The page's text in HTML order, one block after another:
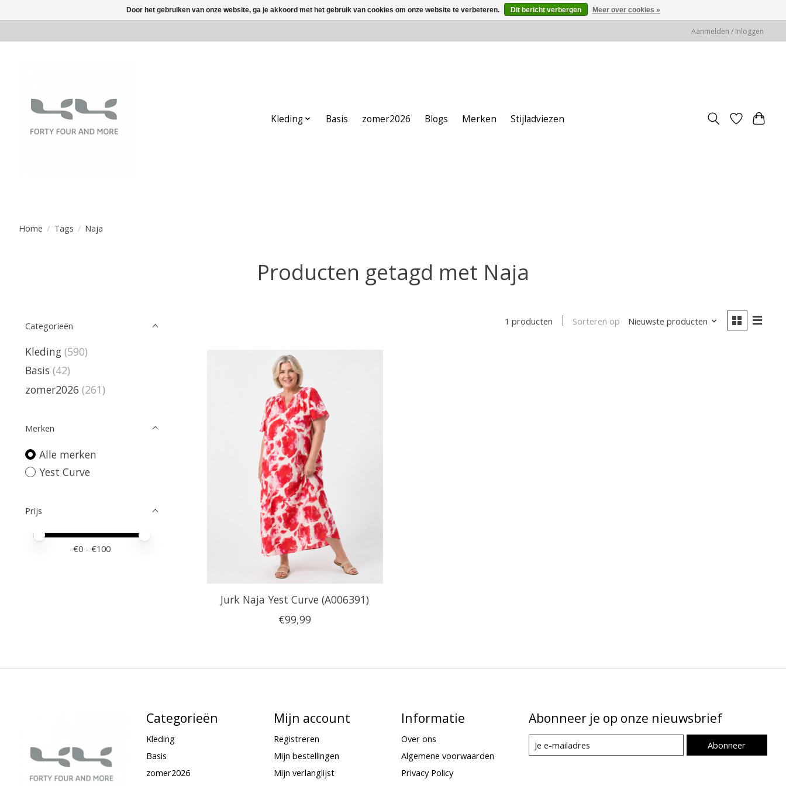
Aanmelden / Inloggen
Kleding Basis zomer2026 Blogs Merken Stijladviezen
Home / Tags / Naja
Producten getagd met Naja
Categorieën
Kleding (590)
Basis (42)
zomer2026 (261)
Merken
Alle merken
Yest Curve
Prijs
Minimale prijswaarde
Price maximum value
€0 - €100
1 producten Sorteren op Nieuwste producten
Jurk Naja Yest Curve (A006391)
€99,99
Categorieën
Kleding
Basis
zomer2026
Mijn account
Registreren
Mijn bestellingen
Mijn verlanglijst
Informatie
Over ons
Algemene voorwaarden
Privacy Policy
Abonneer je op onze nieuwsbrief
Abonneer
Door het gebruiken van onze website, ga je akkoord met het gebruik van cookies om onze website te verbeteren. Dit bericht verbergen Meer over cookies »